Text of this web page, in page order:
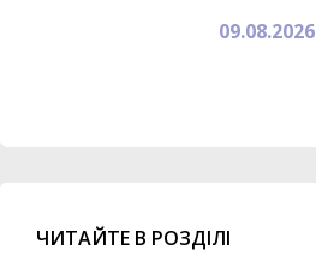
09.08.2026
ЧИТАЙТЕ В РОЗДІЛІ